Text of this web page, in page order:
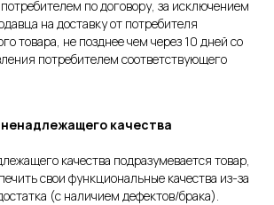
по договору, за исключением
на доставку от потребителя
товара, не позднее чем через 10 дней со
потребителем соответствующего
качества
качества подразумевается товар,
свои функциональные качества из-за
(с наличием дефектов/брака).